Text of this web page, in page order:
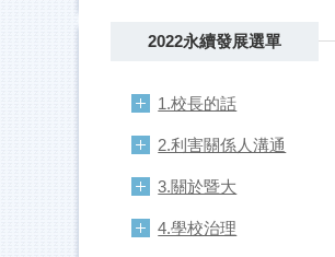
2022永續發展選單
1.校長的話
2.利害關係人溝通
3.關於暨大
4.學校治理